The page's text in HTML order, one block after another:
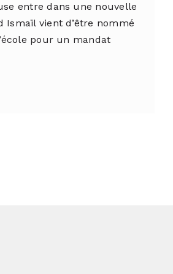
entre dans une nouvelle
Ismaïl vient d’être nommé
pour un mandat